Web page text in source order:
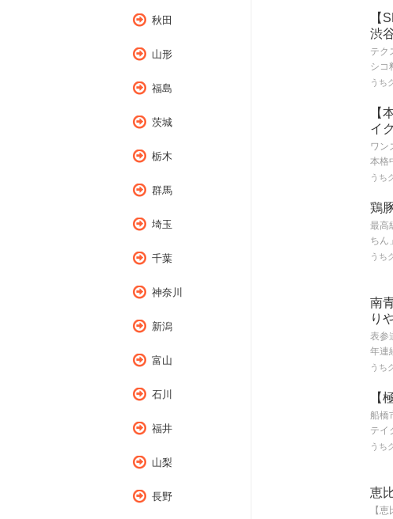
秋田
山形
福島
茨城
栃木
群馬
埼玉
千葉
神奈川
新潟
富山
石川
福井
山梨
長野
【
渋
テク
シコ
うち
【
イ
ワン
本格
うち
鶏
最高
ちん
うち
南
り
表参
年連
うち
【
船橋
テイ
うち
恵
【